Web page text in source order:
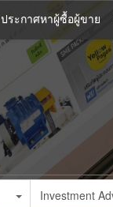
ประกาศหาผู้ซื้อผู้ขาย